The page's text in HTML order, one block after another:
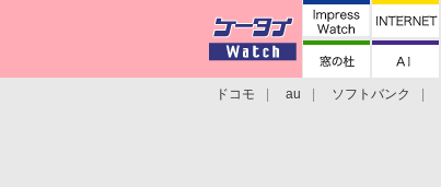
ドコモ au ソフトバンク